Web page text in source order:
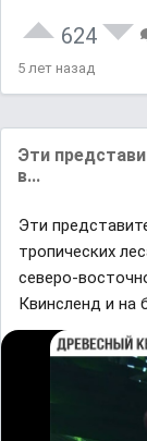
624
5 лет назад
Эти
в...
Эти
тропических
северо-
Квинсленд и нa